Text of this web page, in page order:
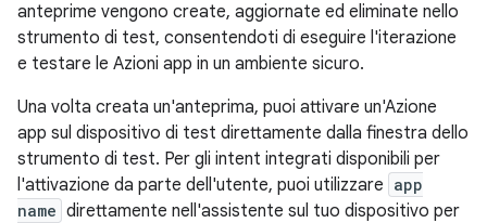
anteprime vengono create, aggiornate ed eliminate nello
strumento di test, consentendoti di eseguire l'iterazione
e testare le Azioni app in un ambiente sicuro.
Una volta creata un'anteprima, puoi attivare un'Azione
app sul dispositivo di test direttamente dalla finestra dello
strumento di test. Per gli intent integrati disponibili per
l'attivazione da parte dell'utente, puoi utilizzare app
name direttamente nell'assistente sul tuo dispositivo per